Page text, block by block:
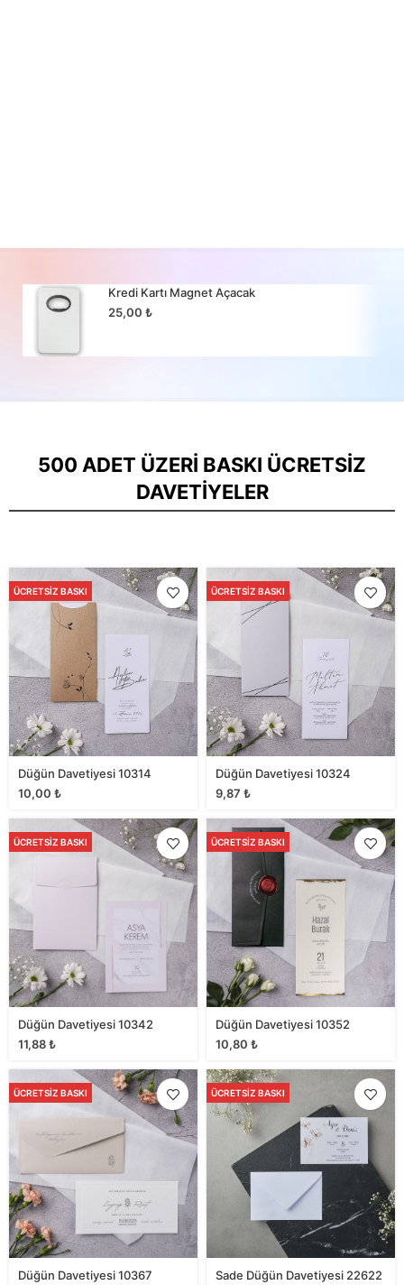
Kredi Kartı Magnet Açacak
25,00₺
500 ADET ÜZERI BASKI ÜCRETSIZ
DAVETIYELER
ÜCRETSIZ BASKI
Düğün Davetiyesi 10314
10,00 ₺
ÜCRETSIZ BASKI
Düğün Davetiyesi 10324
9,87 ₺
ÜCRETSIZ BASKI
Düğün Davetiyesi 10342
11,88₺
ÜCRETSIZ BASKI
Düğün Davetiyesi 10352
10,80 ₺
ÜCRETSIZ BASKI
Düğün Davetiyesi 10367
ÜCRETSIZ BASKI
Sade Düğün Davetiyesi 22622